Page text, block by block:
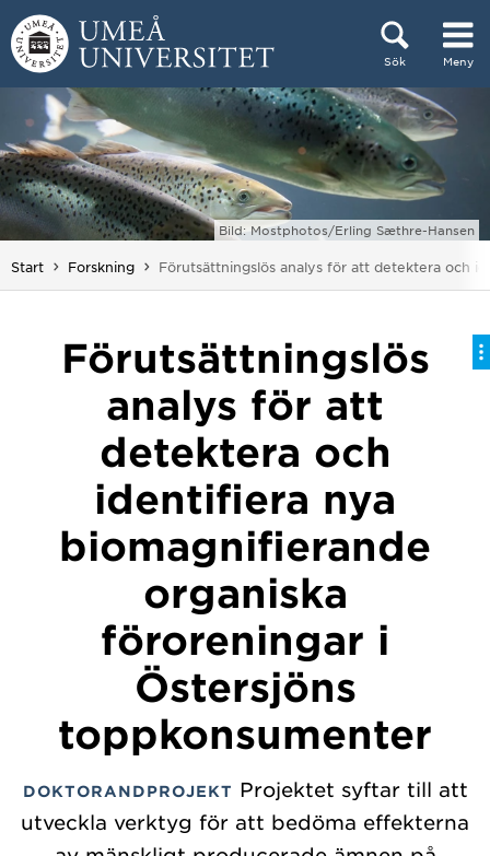
Hoppa direkt till innehållet
Sök Meny
Huvudmenyn dold.
Bild: Mostphotos/Erling Sæthre-Hansen
Start Forskning Du är här:
Förutsättningslös analys för att detektera och
Förutsättningslös
analys för att
detektera och
identifiera nya
biomagnifierande
organiska
föroreningar i
Östersjöns
toppkonsumenter
DOKTORANDPROJEKT Projektet syftar till att
utveckla verktyg för att bedöma effekterna